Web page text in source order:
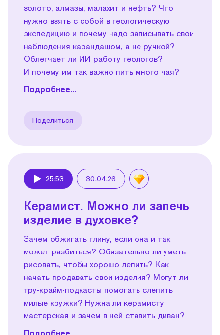
золото, алмазы, малахит и нефть? Что
нужно взять с собой в геологическую
экспедицию и почему надо записывать свои
наблюдения карандашом, а не ручкой?
Облегчает ли ИИ работу геологов?
И почему им так важно пить много чая?
Подробнее...
Поделиться
25:53 30.04.26
Керамист. Можно ли запечь
изделие в духовке?
Зачем обжигать глину, если она и так
может разбиться? Обязательно ли уметь
рисовать, чтобы хорошо лепить? Как
начать продавать свои изделия? Могут ли
тру-крайм-подкасты помогать слепить
милые кружки? Нужна ли керамисту
мастерская и зачем в ней ставить диван?
Подробнее...